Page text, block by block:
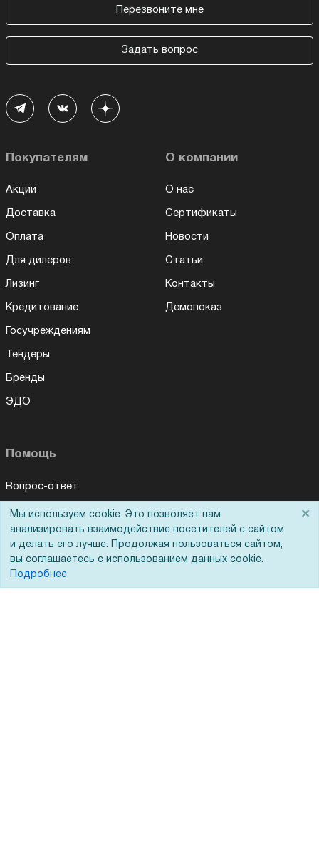
Перезвоните мне
Задать вопрос
Покупателям
Акции
Доставка
Оплата
Для дилеров
Лизинг
Кредитование
Госучреждениям
Тендеры
Бренды
ЭДО
О компании
О нас
Сертификаты
Новости
Статьи
Контакты
Демопоказ
Помощь
Вопрос-ответ
Реквизиты
Гарантии и возврат
Сервисный центр
Вакансии
Мы используем cookie. Это позволяет нам
анализировать взаимодействие посетителей с сайтом
и делать его лучше. Продолжая пользоваться сайтом,
вы соглашаетесь с использованием данных cookie.
Подробнее
×